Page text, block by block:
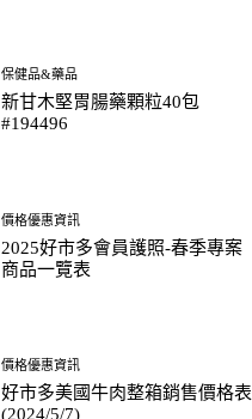
保健品&藥品
新甘木堅胃腸藥顆粒40包
#194496
價格優惠資訊
2025好市多會員護照-春季專案
商品一覽表
價格優惠資訊
好市多美國牛肉整箱銷售價格表
(2024/5/7)